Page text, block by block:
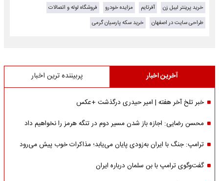
خرید پرینتر لیبل زن
آفرتایم مزایده خودرو
فروشگاه لوله و اتصالات
طراحی سایت در اصفهان
خرید سکه پارسیان گرمی
آخرین اخبار پربیننده ترین اخبار
خبر تلخ آخر هفته | امیر حیدری درگذشت +عکس
محسن رضایی: اجازه باز شدن مسیر دوم در تنگه هرمز را نخواهیم داد
ترامپ: جنگ با ایران به‌زودی پایان می‌یابد؛ مذاکرات خوب پیش می‌رود
گفت‌وگوی ترامپ با بن سلمان درباره ایران